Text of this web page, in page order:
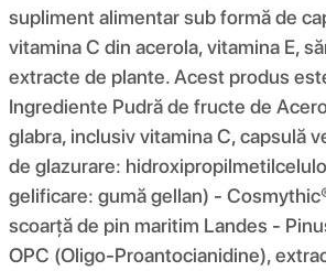
supliment alimentar sub formă de
vitamina C din acerola, vitamina E,
extracte de plante. Acest produs
Ingrediente Pudră de fructe de
glabra, inclusiv vitamina C, capsulă
de glazurare:
gelificare: gumă gellan) -
scoarță de pin maritim Landes -
OPC (Oligo-Proantocianidine),